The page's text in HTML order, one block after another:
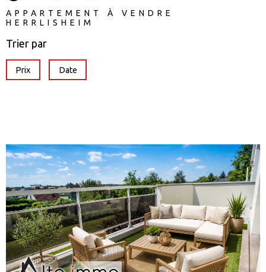
APPARTEMENT À VENDRE
HERRLISHEIM
Trier par
Prix Date
voir le
bien